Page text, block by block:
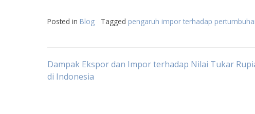
Posted in Blog Tagged pengaruh impor terhadap
Post
Dampak Ekspor dan Impor terhadap Nilai Tukar
di Indonesia